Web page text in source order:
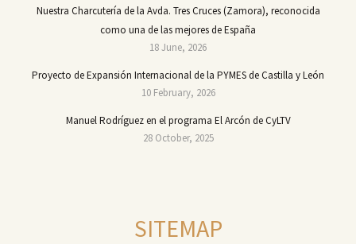
Nuestra Charcutería de la Avda. Tres Cruces (Zamora), reconocida
como una de las mejores de España
18 June, 2026
Proyecto de Expansión Internacional de la PYMES de Castilla y León
10 February, 2026
Manuel Rodríguez en el programa El Arcón de CyLTV
28 October, 2025
SITEMAP